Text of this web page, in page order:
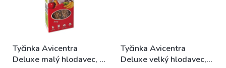
Tyčinka Avicentra
Deluxe malý hlodavec, s
Tyčinka Avicentra
Deluxe velký hlodavec,